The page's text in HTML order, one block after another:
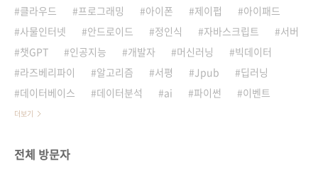
클라우드
프로그래밍 아이폰 제이펍
아이패드
사물인터넷
안드로이드 정인식 자바스크립트
서버
챗GPT
인공지능 개발자 머신러닝
빅데이터
라즈베리파이
알고리즘 서평 Jpub
딥러닝
데이터베이스
데이터분석 ai 파이썬 이벤트
더보기
전체 방문자